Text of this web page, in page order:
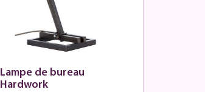
Lampe de bureau
Hardwork